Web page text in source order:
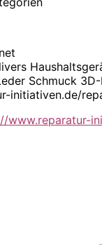
Schmuck
initiativen.de/
www.reparatur-